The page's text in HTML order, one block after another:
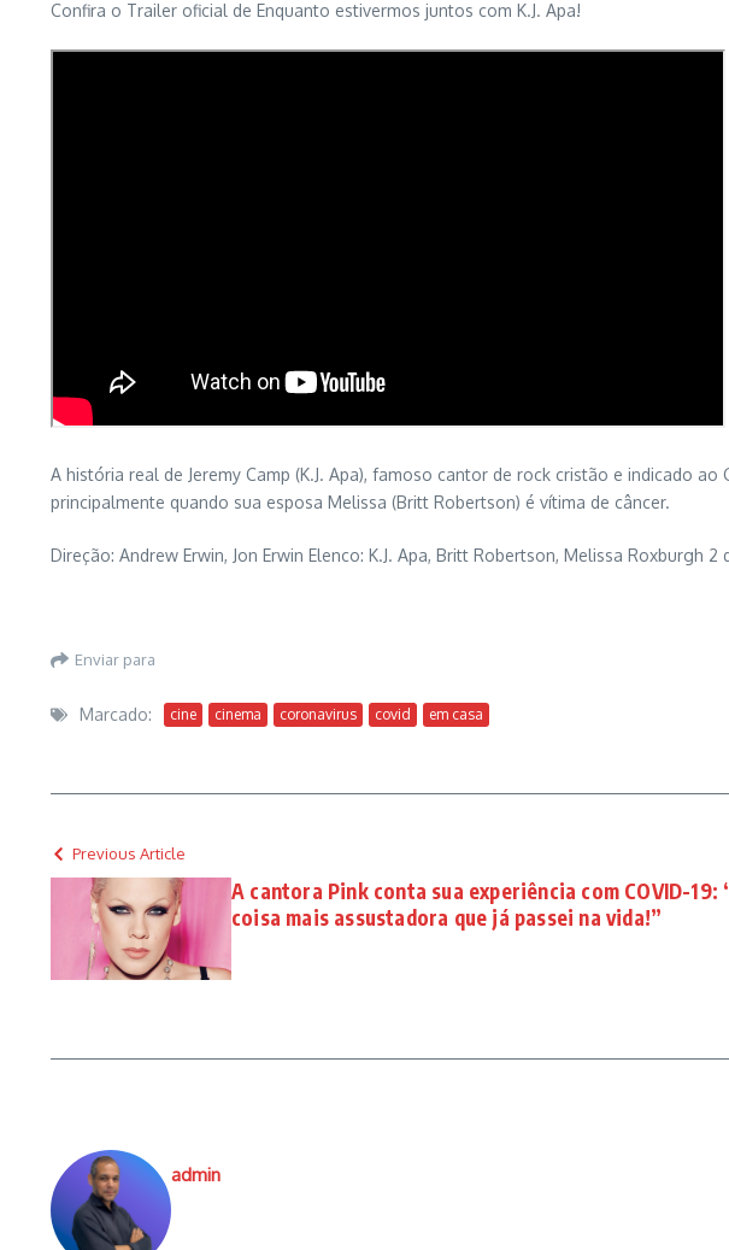
Confira o Trailer oficial de Enquanto estivermos juntos com K.J. Apa!
A história real de Jeremy Camp (K.J. Apa), famoso cantor de rock cristão e indicado
principalmente quando sua esposa Melissa (Britt Robertson) é vítima de câncer.
Direção: Andrew Erwin, Jon Erwin Elenco: K.J. Apa, Britt Robertson, Melissa Roxburgh
Enviar para
Marcado: cine cinema coronavirus covid em casa
Previous Article
A cantora Pink conta sua experiência com COVID-19:
coisa mais assustadora que já passei na vida!”
admin